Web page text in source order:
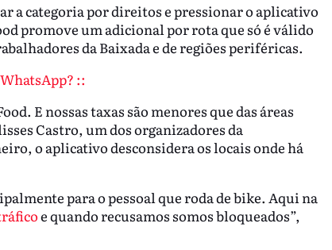
a categoria por direitos e pressionar o aplicativo
promove um adicional por rota que só é válido
da Baixada e de regiões periféricas.
::
E nossas taxas são menores que das áreas
Castro, um dos organizadores da
o aplicativo desconsidera os locais onde há
para o pessoal que roda de bike. Aqui na
e quando recusamos somos bloqueados”,